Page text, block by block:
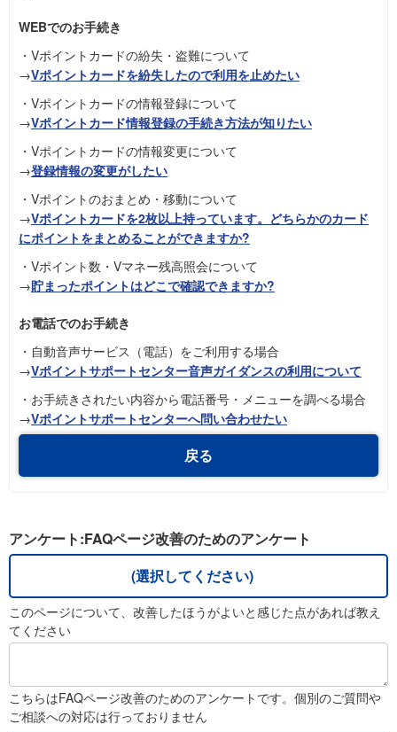
WEBでのお手続き
・Vポイントカードの紛失・盗難について
→Vポイントカードを紛失したので利用を止めたい
・Vポイントカードの情報登録について
→Vポイントカード情報登録の手続き方法が知りたい
・Vポイントカードの情報変更について
→登録情報の変更がしたい
・Vポイントのおまとめ・移動について
→Vポイントカードを2枚以上持っています。どちらかのカード
にポイントをまとめることができますか?
・Vポイント数・Vマネー残高照会について
→貯まったポイントはどこで確認できますか?
お電話でのお手続き
・自動音声サービス（電話）をご利用する場合
→Vポイントサポートセンター音声ガイダンスの利用について
・お手続きされたい内容から電話番号・メニューを調べる場合
→Vポイントサポートセンターへ問い合わせたい
戻る
アンケート:FAQページ改善のためのアンケート
(選択してください)
このページについて、改善したほうがよいと感じた点があれば教え
てください
こちらはFAQページ改善のためのアンケートです。個別のご質問や
ご相談への対応は行っておりません